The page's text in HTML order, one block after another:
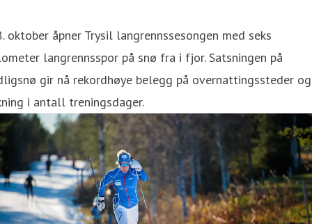
oktober åpner Trysil langrennssesongen med seks
langrennsspor på snø fra i fjor. Satsningen på
gir nå rekordhøye belegg på overnattingssteder og
i antall treningsdager.